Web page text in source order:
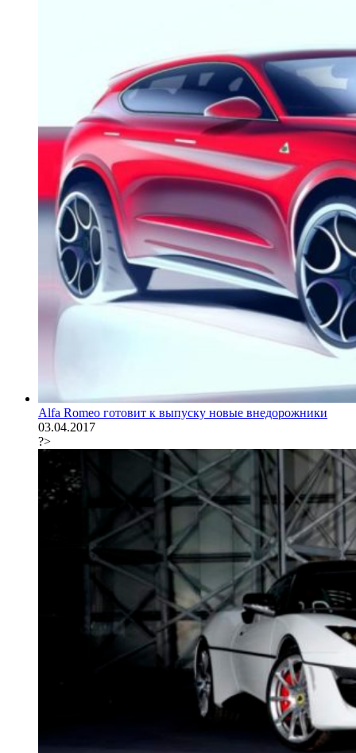
Alfa Romeo готовит к выпуску новые внедорожники
03.04.2017
?>